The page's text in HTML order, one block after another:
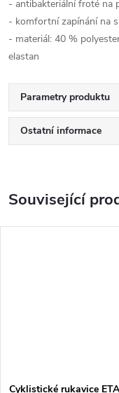
- antibakteriální froté na
- komfortní zapínání na
- materiál: 40 %
elastan
Parametry produktu
Ostatní informace
Související
Cyklistické rukavice